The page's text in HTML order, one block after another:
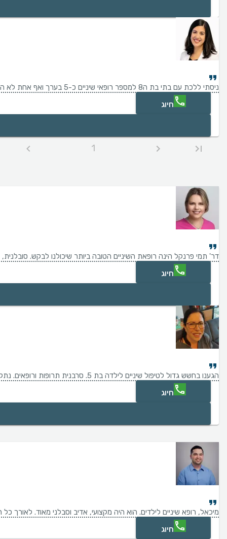
ניסתי ללכת עם בתי בת ה8 למספר רופאי שיניים כ-5 בערך ואף אחת לא הצליחה לטפל בה. הגעתי ב"ה לד"ר מעיין אצל מרפאת פריאל וב"ה תוך כדי יחס חם ואוהב מצד כל הצוות ומנהל המרפאה הצליחו לטפל בה בצורה הכי טובה ועם ההרגה הכי נעימה שיכולנו לבקש. אנחנו ממליצים בחום עליהם
חיוג
1
דר' תמי פרנקל הינה רופאת השיניים הטובה ביותר שיכולנו לבקש.
חיוג
הגענו בחשש גדול לטיפול שיניים לילדה בת 5. סרבנית תרופות ורופאים. נתקלנו ביחס מקצועי, נעים, שירותי ומותאם לילדים! מרפאה נעימה! יחס חם החל מפקידת הקבלה והצוות ועד לדר גל ,רופאת השיניים המקצועית שפגשנו!! מומלצת בחום!!!
חיוג
מיכאל, רופא שיניים לילדים. הוא היה מקצועי, אדיב וסבלני מאוד. לאורך
חיוג